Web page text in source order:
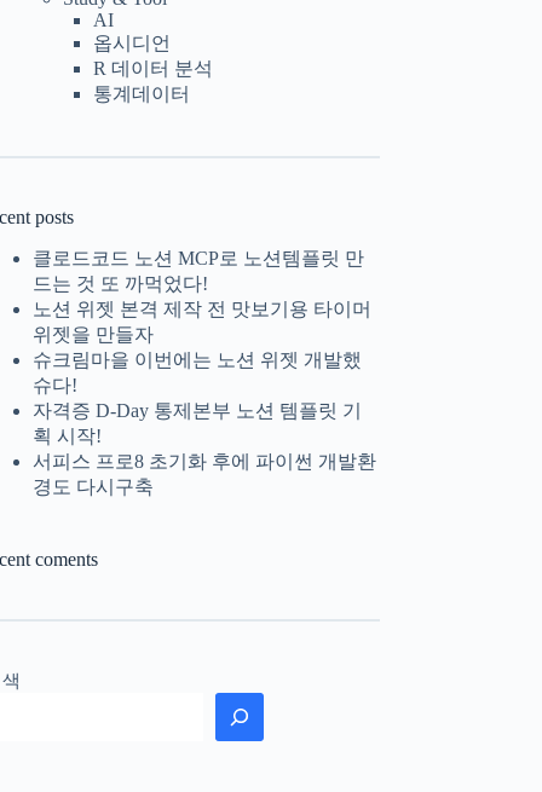
AI
옵시디언
R 데이터 분석
통계데이터
posts
클로드코드 노션 MCP로 노션템플릿 만
드는 것 또 까먹었다!
노션 위젯 본격 제작 전 맛보기용 타이머
위젯을 만들자
슈크림마을 이번에는 노션 위젯 개발했
슈다!
자격증 D-Day 통제본부 노션 템플릿 기
획 시작!
서피스 프로8 초기화 후에 파이썬 개발환
경도 다시구축
coments